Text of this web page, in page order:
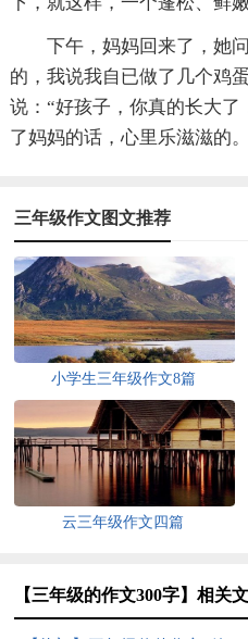
下午，妈妈回来了，她
的，我说我自已做了几个鸡
说：“好孩子，你真的长大
了妈妈的话，心里乐滋滋的。
三年级作文图文推荐
小学生三年级作文8篇
云三年级作文四篇
【三年级的作文300字】相关